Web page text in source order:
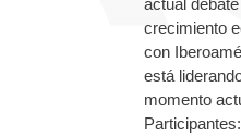
actual
crecimiento
con
está
momento